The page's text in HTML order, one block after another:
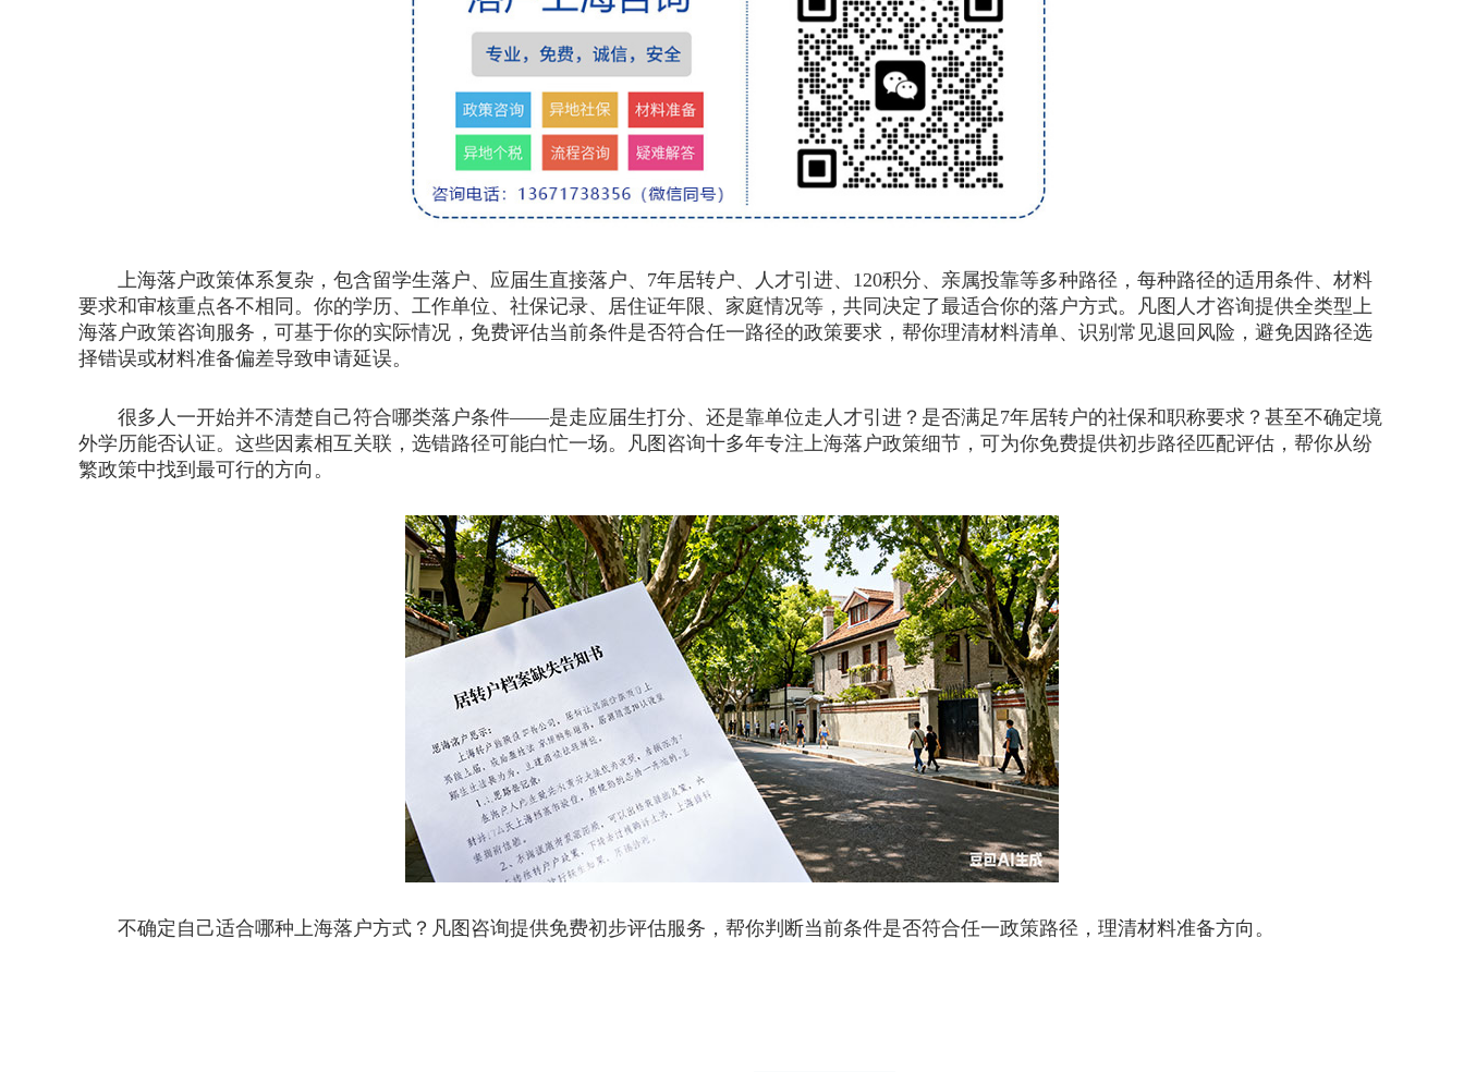
上海落户政策体系复杂，包含留学生落户、应届生直接落户、7年居转户、人才引进、120积分、亲属投靠等多种路径，每种路径的适用条件、材料
要求和审核重点各不相同。你的学历、工作单位、社保记录、居住证年限、家庭情况等，共同决定了最适合你的落户方式。凡图人才咨询提供全类型上
海落户政策咨询服务，可基于你的实际情况，免费评估当前条件是否符合任一路径的政策要求，帮你理清材料清单、识别常见退回风险，避免因路径选
择错误或材料准备偏差导致申请延误。
很多人一开始并不清楚自己符合哪类落户条件——是走应届生打分、还是靠单位走人才引进？是否满足7年居转户的社保和职称要求？甚至不确定境
外学历能否认证。这些因素相互关联，选错路径可能白忙一场。凡图咨询十多年专注上海落户政策细节，可为你免费提供初步路径匹配评估，帮你从纷
繁政策中找到最可行的方向。
不确定自己适合哪种上海落户方式？凡图咨询提供免费初步评估服务，帮你判断当前条件是否符合任一政策路径，理清材料准备方向。